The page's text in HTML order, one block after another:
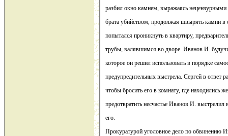
разбил окно камнем, выражаясь нецензурными
брата убийством, продолжая швырять камни в
попытался проникнуть в квартиру,
трубы, валявшимся во дворе. Иванов И.
которое он решил использовать в порядке
предупредительных выстрела. Сергей в ответ
чтобы бросить его в комнату, где находились
предотвратить несчастье Иванов И. выстрелил
его.
Прокуратурой уголовное дело по обвинению